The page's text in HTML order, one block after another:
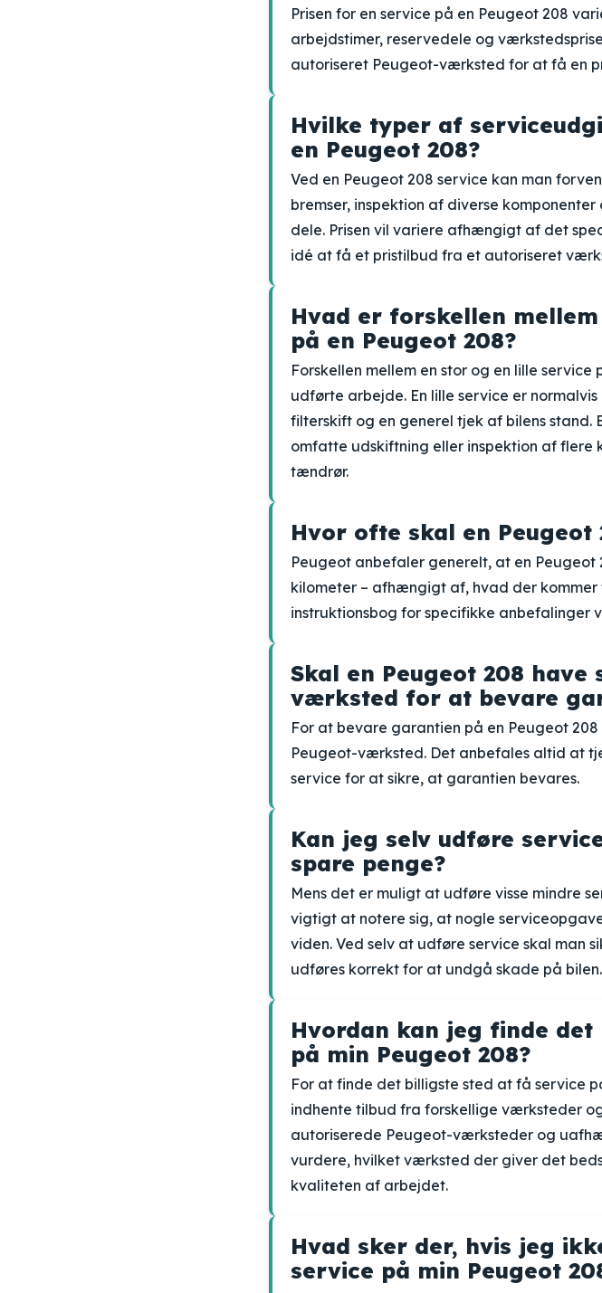
Prisen for en service på en Peugeot 208
arbejdstimer, reservedele og
autoriseret Peugeot-værksted for at få en
Hvilke typer af
en Peugeot 208?
Ved en Peugeot 208 service kan man
bremser, inspektion af diverse
dele. Prisen vil variere afhængigt af det
idé at få et pristilbud fra et autoriseret
Hvad er forskellen
på en Peugeot 208?
Forskellen mellem en stor og en lille
udførte arbejde. En lille service er
filterskift og en generel tjek af bilens stand.
omfatte udskiftning eller inspektion af flere
tændrør.
Hvor ofte skal en Peugeot
Peugeot anbefaler generelt, at en Peugeot
kilometer – afhængigt af, hvad der
instruktionsbog for specifikke anbefalinger
Skal en Peugeot 208
værksted for at bevare
For at bevare garantien på en Peugeot
Peugeot-værksted. Det anbefales altid at
service for at sikre, at garantien bevares.
Kan jeg selv udføre
spare penge?
Mens det er muligt at udføre visse mindre
vigtigt at notere sig, at nogle
viden. Ved selv at udføre service skal man
udføres korrekt for at undgå skade på bilen.
Hvordan kan jeg finde
på min Peugeot 208?
For at finde det billigste sted at få service
indhente tilbud fra forskellige værksteder
autoriserede Peugeot-værksteder og
vurdere, hvilket værksted der giver det
kvaliteten af arbejdet.
Hvad sker der, hvis jeg
service på min Peugeot